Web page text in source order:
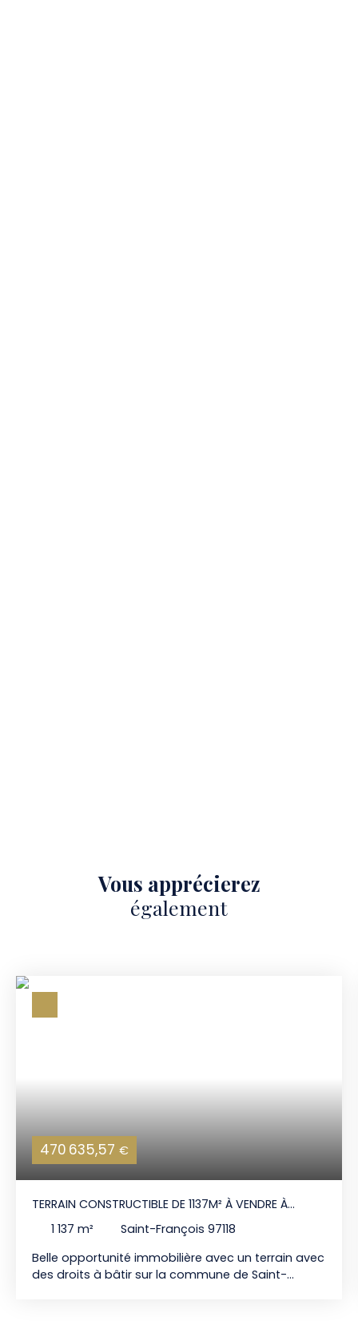
Vous apprécierez
également
470 635,57 €
TERRAIN CONSTRUCTIBLE DE 1137M² À VENDRE À
SAINT-FRANÇOIS
1 137 m²
Saint-François 97118
Belle opportunité immobilière avec un terrain avec
des droits à bâtir sur la commune de Saint-